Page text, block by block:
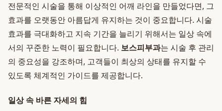
전문적인 시술을 통해 이상적인 어깨 라인을 만들었다면, 그
효과를 오랫동안 아름답게 유지하는 것이 중요합니다. 시술
효과를 극대화하고 지속 기간을 늘리기 위해서는 일상 속에
서의 꾸준한 노력이 필요합니다. 보스피부과는 시술 후 관리
의 중요성을 강조하며, 고객들이 최상의 상태를 유지할 수
있도록 체계적인 가이드를 제공합니다.
일상 속 바른 자세의 힘